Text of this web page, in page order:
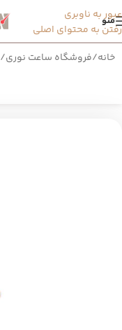
عبور به ناوبری
رفتن به محتوای اصلی
منو
خانه/فروشگاه ساعت نوری/